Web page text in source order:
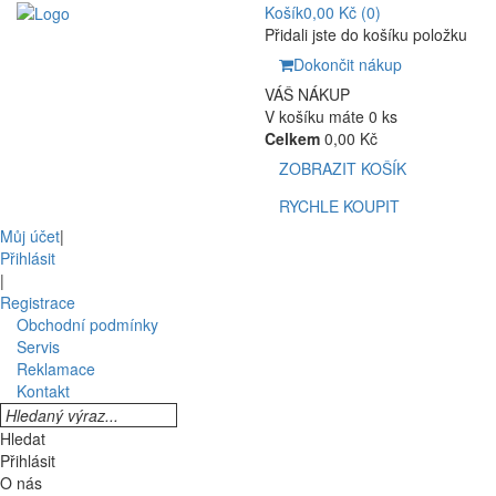
Košík0,00 Kč (0)
Přidali jste do košíku položku
Dokončit nákup
VÁŠ NÁKUP
V košíku máte 0 ks
Celkem 0,00 Kč
ZOBRAZIT KOŠÍK
RYCHLE KOUPIT
Můj účet|
Přihlásit
|
Registrace
Obchodní podmínky
Servis
Reklamace
Kontakt
Hledat
Přihlásit
O nás